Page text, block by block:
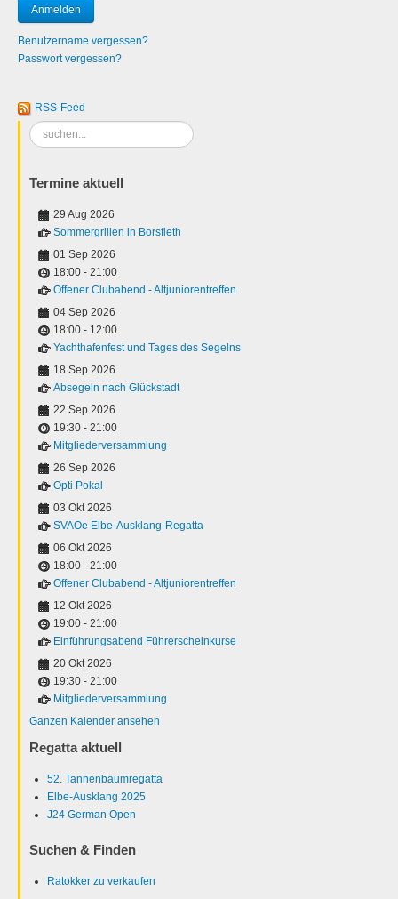
Benutzername vergessen?
Passwort vergessen?
RSS-Feed
Suchen
...
Termine aktuell
29 Aug 2026
Sommergrillen in Borsfleth
01 Sep 2026
18:00 - 21:00
Offener Clubabend - Altjuniorentreffen
04 Sep 2026
18:00 - 12:00
Yachthafenfest und Tages des Segelns
18 Sep 2026
Absegeln nach Glückstadt
22 Sep 2026
19:30 - 21:00
Mitgliederversammlung
26 Sep 2026
Opti Pokal
03 Okt 2026
SVAOe Elbe-Ausklang-Regatta
06 Okt 2026
18:00 - 21:00
Offener Clubabend - Altjuniorentreffen
12 Okt 2026
19:00 - 21:00
Einführungsabend Führerscheinkurse
20 Okt 2026
19:30 - 21:00
Mitgliederversammlung
Ganzen Kalender ansehen
Regatta aktuell
52. Tannenbaumregatta
Elbe-Ausklang 2025
J24 German Open
Suchen & Finden
Ratokker zu verkaufen